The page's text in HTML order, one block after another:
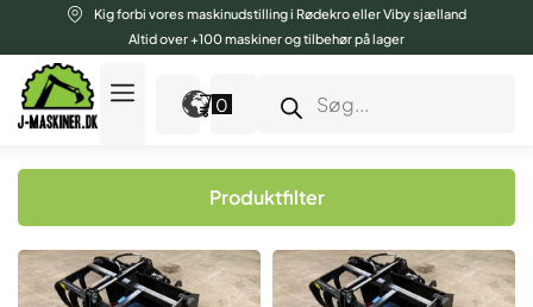
indholdet
Kig forbi vores maskinudstilling i Rødekro eller Viby sjælland
Altid over +100 maskiner og tilbehør på lager
0
Produktfilter
Dette
vare